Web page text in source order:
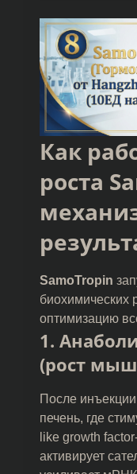
Как
роста
SamoTropin
биохимических
оптимизацию
1.
(рост
После
печень, где
like growth
активирует